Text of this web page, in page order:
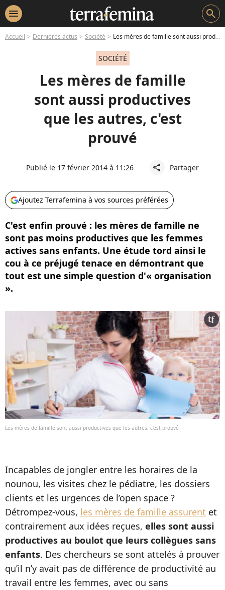
menu search
Accueil Dernières actus Société Les mères de famille sont aussi productives que les autres, c'est prouvé
SOCIÉTÉ
Les mères de famille
sont aussi productives
que les autres, c'est
prouvé
Publié le 17 février 2014 à 11:26 share Partager
Ajoutez Terrafemina à vos sources préférées
C'est enfin prouvé : les mères de famille ne
sont pas moins productives que les femmes
actives sans enfants. Une étude tord ainsi le
cou à ce préjugé tenace en démontrant que
tout est une simple question d'« organisation
».
Les mères de famille sont aussi productives que les autres, c'est prouvé
Incapables de jongler entre les horaires de la
nounou, les visites chez le pédiatre, les dossiers
clients et les urgences de l’open space ?
Détrompez-vous, les mères de famille assurent et
contrairement aux idées reçues, elles sont aussi
productives au boulot que leurs collègues sans
enfants. Des chercheurs se sont attelés à prouver
qu’il n’y avait pas de différence de productivité au
travail entre les femmes, avec ou sans